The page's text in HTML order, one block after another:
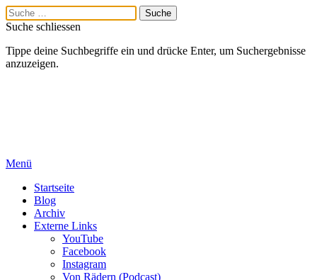
Suche schliessen
Tippe deine Suchbegriffe ein und drücke Enter, um Suchergebnisse
anzuzeigen.
Menü
Startseite
Blog
Archiv
Externe Links
YouTube
Facebook
Instagram
Von Rädern (Podcast)